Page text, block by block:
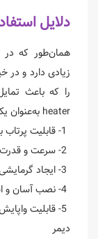
دلایل
همان‌طور که در
زیادی دارد و در
heater به‌عنوان یک وسیله گرمایشی می‌شود را عنوان می‌کنیم.
5- قابلیت
دیمر